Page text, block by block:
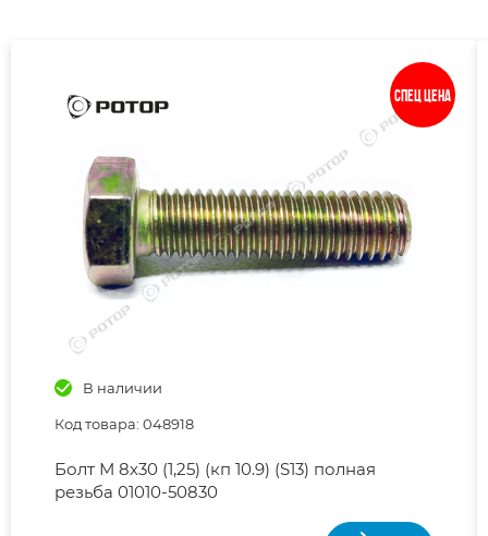
Спец цена
В наличии
Код товара: 048918
Болт М 8х30 (1,25) (кп 10.9) (S13) полная
резьба 01010-50830